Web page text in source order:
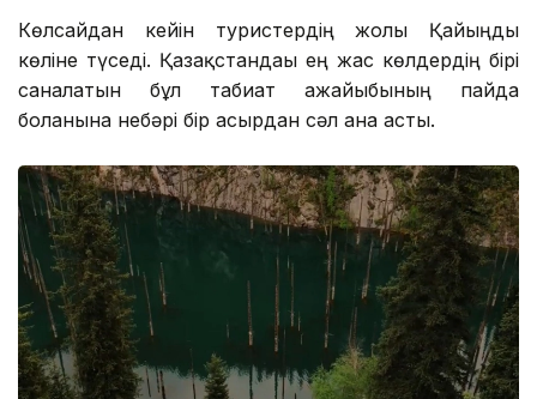
Көлсайдан кейін туристердің жолы Қайыңды
көліне түседі. Қазақстандағы ең жас көлдердің бірі
саналатын бұл табиғат ғажайыбының пайда
болғанына небәрі бір ғасырдан сәл ғана асты.